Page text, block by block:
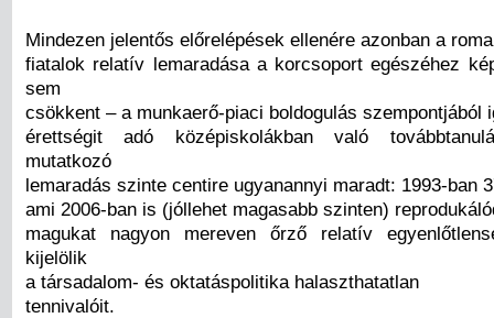
Mindezen jelentős előrelépések ellenére azonban a roma
fiatalok relatív lemaradása a korcsoport egészéhez
sem
csökkent – a munkaerő-piaci boldogulás szempontjából
érettségit adó középiskolákban való
mutatkozó
lemaradás szinte centire ugyanannyi maradt: 1993-ban
ami 2006-ban is (jóllehet magasabb szinten)
magukat nagyon mereven őrző relatív
kijelölik
a társadalom- és oktatáspolitika halaszthatatlan
tennivalóit.